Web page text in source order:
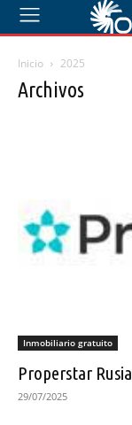
Inicio 2025
Archivos
Inmobiliario gratuito
Properstar Rusia
29/07/2025